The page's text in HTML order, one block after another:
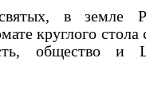
в земле
круглого стола
общество и